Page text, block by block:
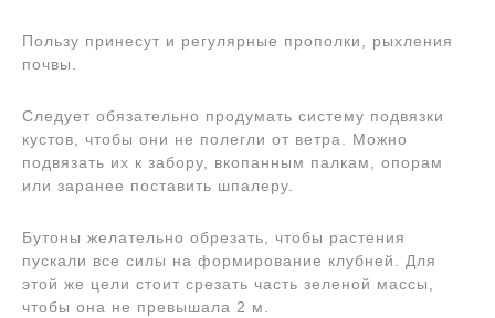
Пользу принесут и регулярные прополки, рыхления
почвы.
Следует обязательно продумать систему подвязки
кустов, чтобы они не полегли от ветра. Можно
подвязать их к забору, вкопанным палкам, опорам
или заранее поставить шпалеру.
Бутоны желательно обрезать, чтобы растения
пускали все силы на формирование клубней. Для
этой же цели стоит срезать часть зеленой массы,
чтобы она не превышала 2 м.